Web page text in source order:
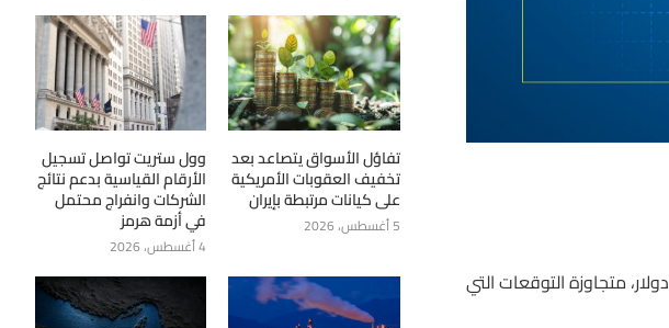
حققت شركة إنفيديا نتائج مالية قوية في الربع الأول من العام 2024، حيث جاءت أرباح السهم المعدلة عند 6.12 دولار، متجاوزة التوقعات التي
تفاؤل الأسواق يتصاعد بعد
تخفيف العقوبات الأمريكية
على كيانات مرتبطة بإيران
5 أغسطس، 2026
وول ستريت تواصل تسجيل
الأرقام القياسية بدعم نتائج
الشركات وانفراج محتمل
في أزمة هرمز
4 أغسطس، 2026